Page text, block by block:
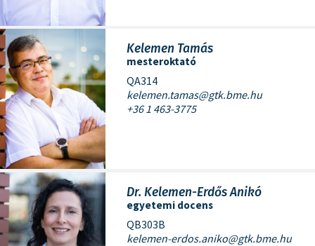
Kelemen Tamás
mesteroktató
QA314
kelemen.tamas@gtk.bme.hu
+36 1 463-3775
Dr. Kelemen-Erdős Anikó
egyetemi docens
QB303B
kelemen-erdos.aniko@gtk.bme.hu